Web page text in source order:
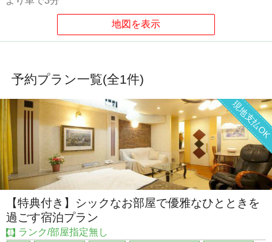
予約プラン一覧(全1件)
現地支払OK
【特典付き】シックなお部屋で優雅なひとときを
過ごす宿泊プラン
ランク/部屋指定無し